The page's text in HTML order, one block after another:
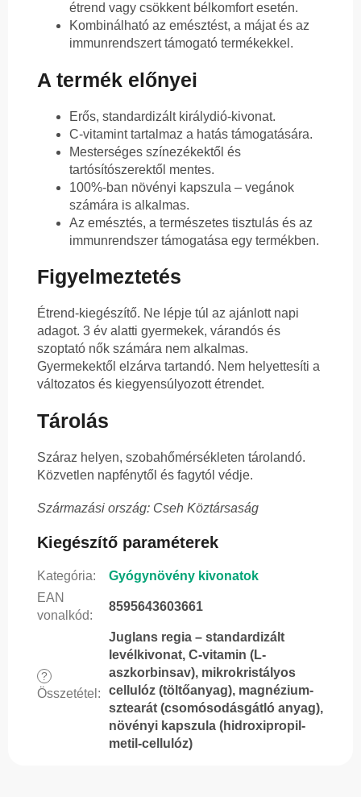
étrend vagy csökkent bélkomfort esetén.
Kombinálható az emésztést, a májat és az
immunrendszert támogató termékekkel.
A termék előnyei
Erős, standardizált királydió-kivonat.
C-vitamint tartalmaz a hatás támogatására.
Mesterséges színezékektől és
tartósítószerektől mentes.
100%-ban növényi kapszula – vegánok
számára is alkalmas.
Az emésztés, a természetes tisztulás és az
immunrendszer támogatása egy termékben.
Figyelmeztetés
Étrend-kiegészítő. Ne lépje túl az ajánlott napi
adagot. 3 év alatti gyermekek, várandós és
szoptató nők számára nem alkalmas.
Gyermekektől elzárva tartandó. Nem helyettesíti a
változatos és kiegyensúlyozott étrendet.
Tárolás
Száraz helyen, szobahőmérsékleten tárolandó.
Közvetlen napfénytől és fagytól védje.
Származási ország: Cseh Köztársaság
Kiegészítő paraméterek
Kategória:
Gyógynövény kivonatok
EAN
vonalkód:
8595643603661
?
Összetétel :
Juglans regia – standardizált
levélkivonat, C-vitamin (L-
aszkorbinsav), mikrokristályos
cellulóz (töltőanyag), magnézium-
sztearát (csomósodásgátló anyag),
növényi kapszula (hidroxipropil-
metil-cellulóz)